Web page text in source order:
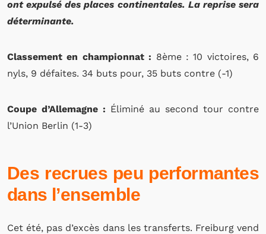
ont expulsé des places continentales. La reprise sera
déterminante.
Classement en championnat : 8ème : 10 victoires, 6
nyls, 9 défaites. 34 buts pour, 35 buts contre (-1)
Coupe d’Allemagne : Éliminé au second tour contre
l’Union Berlin (1-3)
Des recrues peu performantes
dans l’ensemble
Cet été, pas d’excès dans les transferts. Freiburg vend